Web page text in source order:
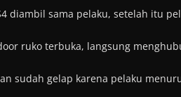
diambil sama pelaku, setelah itu
ruko terbuka, langsung
sudah gelap karena pelaku